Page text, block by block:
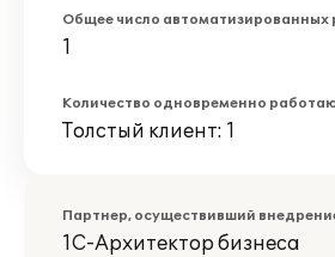
Общее число автоматизированных
1
Количество одновременно
Толстый клиент: 1
Партнер, осуществивший
1С-Архитектор бизнеса